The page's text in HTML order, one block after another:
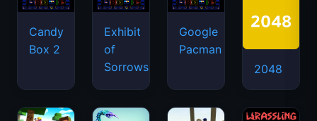
Candy
Box 2
Exhibit
of
Sorrows
Google
Pacman
2048